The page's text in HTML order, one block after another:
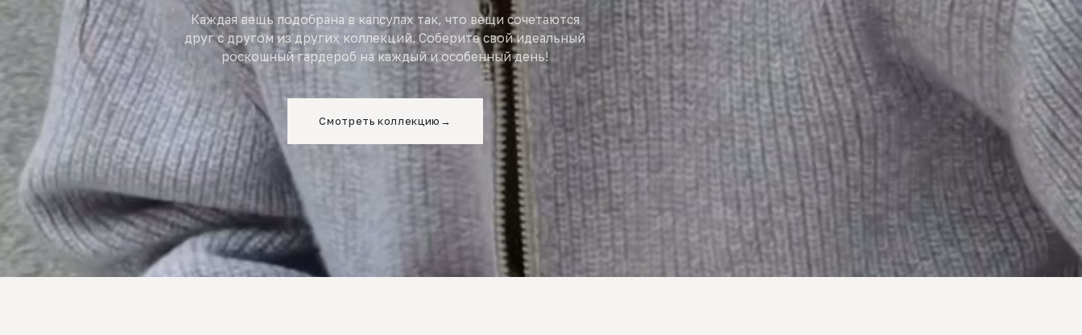
Каждая вещь подобрана в капсулах так, что вещи сочетаются
друг с другом из других коллекций. Соберите свой идеальный
роскошный гардероб на каждый и особенный день!
Смотреть коллекцию →